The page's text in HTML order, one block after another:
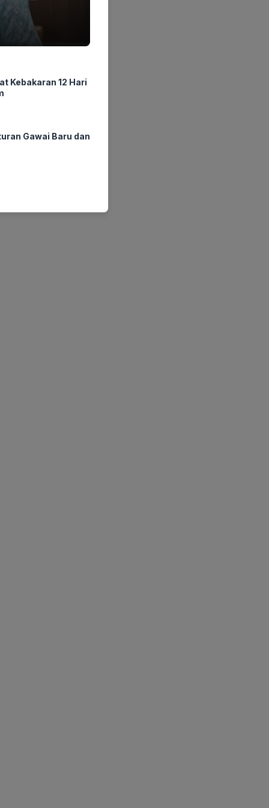
Kebakaran 12 Hari
Gawai Baru dan